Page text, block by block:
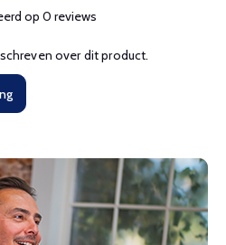
op 0 reviews
over dit product.